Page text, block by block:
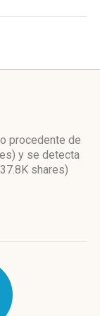
procedente de
y se detecta
shares)